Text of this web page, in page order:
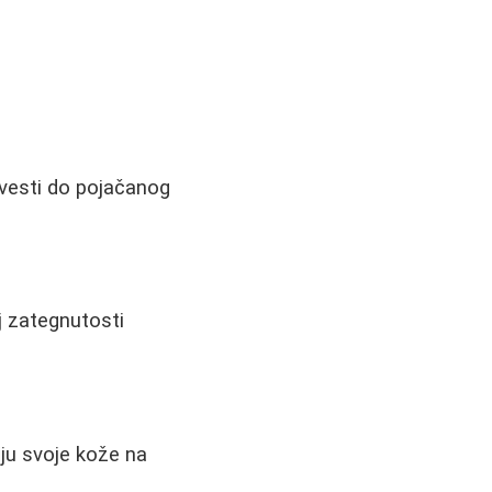
do pojačanog
zategnutosti
svoje kože na